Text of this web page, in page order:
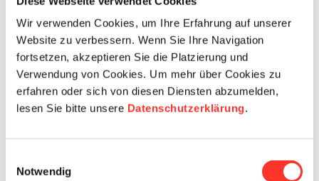
Wir verwenden Cookies, um Ihre Erfahrung auf unserer
Website zu verbessern. Wenn Sie Ihre Navigation
fortsetzen, akzeptieren Sie die Platzierung und
Verwendung von Cookies. Um mehr über Cookies zu
erfahren oder sich von diesen Diensten abzumelden,
lesen Sie bitte unsere Datenschutzerklärung.
Notwendig
Details
Beschäftigungsgrad